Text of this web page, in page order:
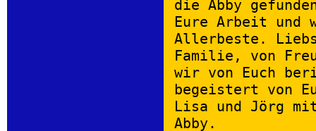
die Abby
Eure Arbeit und
Allerbeste.
Familie, von
wir von Euch
begeistert von
Lisa und Jörg
Abby.